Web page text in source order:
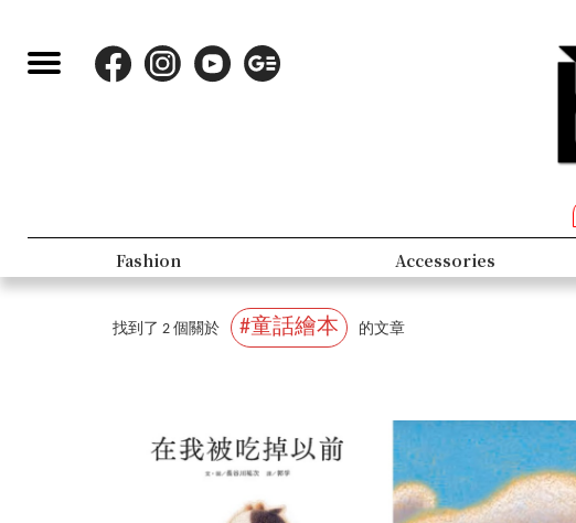
Fashion Accessories
找到了 2 個關於 #童話繪本 的文章